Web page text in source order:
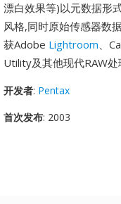
漂白效果等)以元数据形
风格,同时原始传感器数
获Adobe Lightroom、
Utility及其他现代RAW处
开发者: Pentax
首次发布: 2003